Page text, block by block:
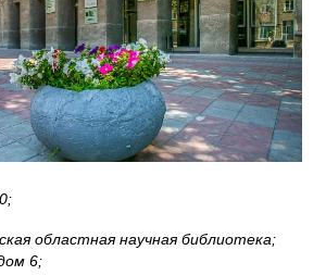
областная научная библиотека;
6;